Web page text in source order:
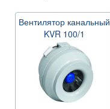
Вентилятор канальный
KVR 100/1